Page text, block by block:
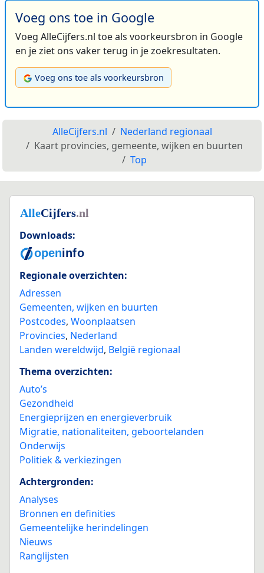
Voeg ons toe in Google
Voeg AlleCijfers.nl toe als voorkeursbron in Google
en je ziet ons vaker terug in je zoekresultaten.
Voeg ons toe als voorkeursbron
AlleCijfers.nl
Nederland regionaal
Kaart provincies, gemeente, wijken en buurten
Top
Downloads:
Regionale overzichten:
Adressen
Gemeenten, wijken en buurten
Postcodes, Woonplaatsen
Provincies, Nederland
Landen wereldwijd, België regionaal
Thema overzichten:
Auto’s
Gezondheid
Energieprijzen en energieverbruik
Migratie, nationaliteiten, geboortelanden
Onderwijs
Politiek & verkiezingen
Achtergronden:
Analyses
Bronnen en definities
Gemeentelijke herindelingen
Nieuws
Ranglijsten